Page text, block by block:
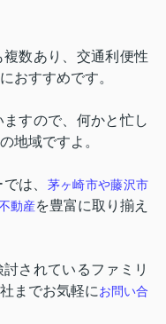
数あり、 交通利便性
おすすめです。
すので、何かと忙し
地域ですよ。
は、 茅ヶ崎市や藤沢市
動産を豊富に取り揃え
されているファミリ
までお気軽にお問い合